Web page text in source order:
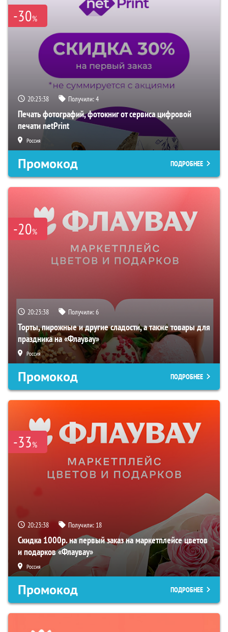
-30%
20:23:38 Получили:4
Печать фотографий, фотокниг от сервиса цифровой
печати netPrint
Россия
Промокод ПОДРОБНЕЕ
-20%
20:23:38 Получили:6
Торты, пирожные и другие сладости, а также товары для
праздника на «Флаувау»
Россия
Промокод ПОДРОБНЕЕ
-33%
20:23:38 Получили: 18
Скидка 1000р. на первый заказ на маркетплейсе цветов
и подарков «Флаувау»
Россия
Промокод ПОДРОБНЕЕ